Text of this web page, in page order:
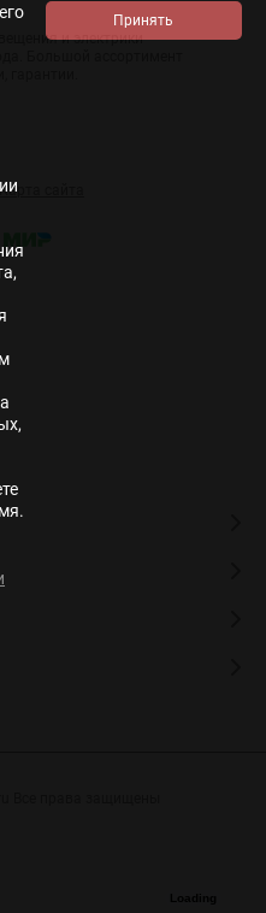
и электрики
Большой ассортимент
гарантии.
Карта сайта
Loading